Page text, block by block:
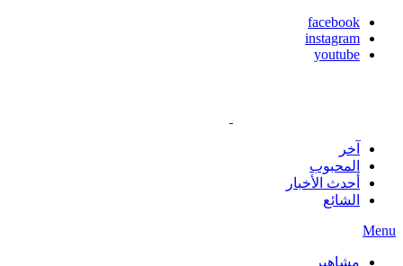
facebook
instagram
youtube
آخر
المحبوب
أحدث الأخبار
الشائع
Menu
مشاهير